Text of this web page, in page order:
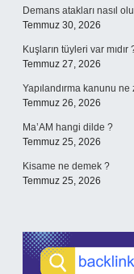
Demans atakları nasıl
Temmuz 30, 2026
Kuşların tüyleri var mıdır
Temmuz 27, 2026
Yapılandırma kanunu ne
Temmuz 26, 2026
Ma’AM hangi dilde ?
Temmuz 25, 2026
Kisame ne demek ?
Temmuz 25, 2026